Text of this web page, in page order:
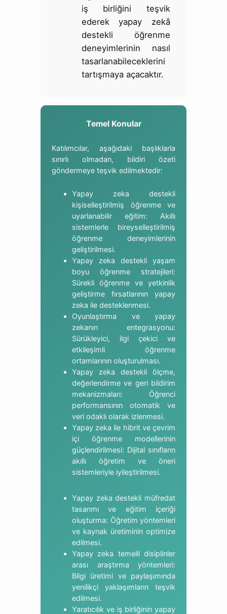
iş birliğini teşvik
ederek yapay zekâ
destekli öğrenme
deneyimlerinin nasıl
tasarlanabileceklerini
tartışmaya açacaktır.
Temel Konular
Katılımcılar, aşağıdaki başlıklarla
sınırlı olmadan, bildiri özeti
göndermeye teşvik edilmektedir:
Yapay zeka destekli
kişiselleştirilmiş öğrenme ve
uyarlanabilir eğitim: Akıllı
sistemlerle bireyselleştirilmiş
öğrenme deneyimlerinin
geliştirilmesi.
Yapay zeka destekli yaşam
boyu öğrenme stratejileri:
Sürekli öğrenme ve yetkinlik
geliştirme fırsatlarının yapay
zeka ile desteklenmesi.
Oyunlaştırma ve yapay
zekanın entegrasyonu:
Sürükleyici, ilgi çekici ve
etkileşimli öğrenme
ortamlarının oluşturulması.
Yapay zeka destekli ölçme,
değerlendirme ve geri bildirim
mekanizmaları: Öğrenci
performansının otomatik ve
veri odaklı olarak izlenmesi.
Yapay zeka ile hibrit ve çevrim
içi öğrenme modellerinin
güçlendirilmesi: Dijital sınıfların
akıllı öğretim ve öneri
sistemleriyle iyileştirilmesi.
Yapay zeka destekli müfredat
tasarımı ve eğitim içeriği
oluşturma: Öğretim yöntemleri
ve kaynak üretiminin optimize
edilmesi.
Yapay zeka temelli disiplinler
arası araştırma yöntemleri:
Bilgi üretimi ve paylaşımında
yenilikçi yaklaşımların teşvik
edilmesi.
Yaratıcılık ve iş birliğinin yapay